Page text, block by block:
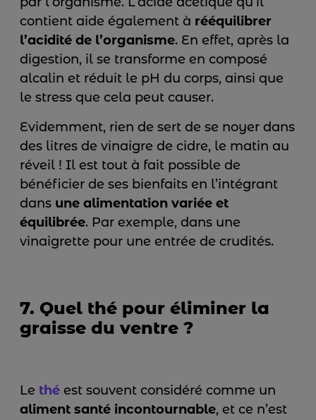
contient aide également à rééquilibrer
l’acidité de l’organisme. En effet, après la
digestion, il se transforme en composé
alcalin et réduit le pH du corps, ainsi que
le stress que cela peut causer.
Evidemment, rien de sert de se noyer dans
des litres de vinaigre de cidre, le matin au
réveil ! Il est tout à fait possible de
bénéficier de ses bienfaits en l’intégrant
dans une alimentation variée et
équilibrée. Par exemple, dans une
vinaigrette pour une entrée de crudités.
7. Quel thé pour éliminer la
graisse du ventre ?
Le thé est souvent considéré comme un
aliment santé incontournable, et ce n’est